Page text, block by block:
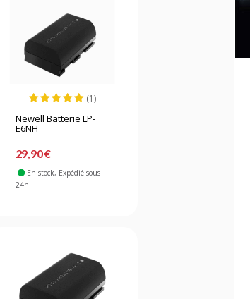
(1)
Newell Batterie LP-
E6NH
29,90 €
En stock, Expédié sous
24h